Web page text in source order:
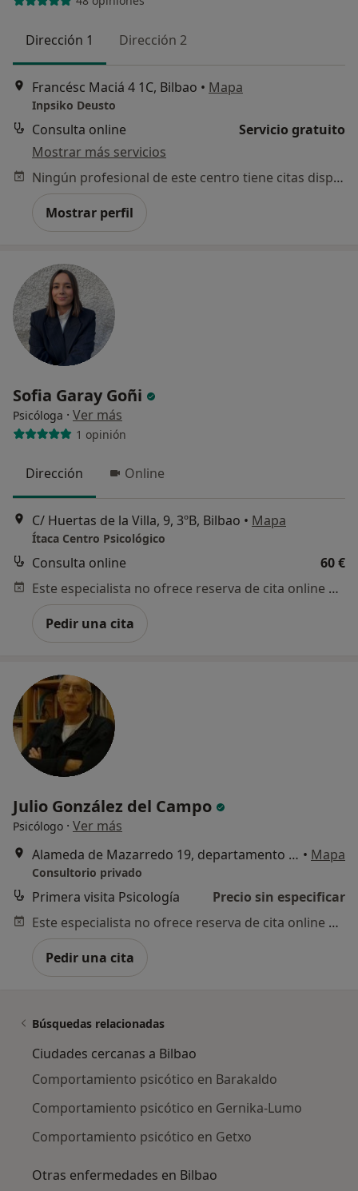
Dirección 1 Dirección 2
Francésc Maciá 4 1C, Bilbao • Mapa
Inpsiko Deusto
Consulta online
Servicio gratuito
Mostrar más servicios
Ningún profesional de este centro tiene citas disponibles
Mostrar perfil
Sofia Garay Goñi
Psicóloga · Ver más
1 opinión
Dirección Online
C/ Huertas de la Villa, 9, 3ºB, Bilbao • Mapa
Ítaca Centro Psicológico
Consulta online
60 €
Este especialista no ofrece reserva de cita online en esta dirección.
Pedir una cita
Julio González del Campo
Psicólogo · Ver más
Alameda de Mazarredo 19, departamento 7, Bilbao • Mapa
Consultorio privado
Primera visita Psicología
Precio sin especificar
Este especialista no ofrece reserva de cita online en esta dirección.
Pedir una cita
Búsquedas relacionadas
Ciudades cercanas a Bilbao
Comportamiento psicótico en Barakaldo
Comportamiento psicótico en Gernika-Lumo
Comportamiento psicótico en Getxo
Otras enfermedades en Bilbao